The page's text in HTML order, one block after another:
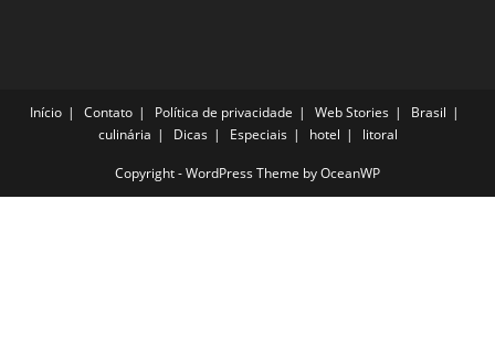
Início Contato Política de privacidade Web Stories
Brasil
culinária
Dicas Especiais hotel litoral
Copyright - WordPress Theme by OceanWP